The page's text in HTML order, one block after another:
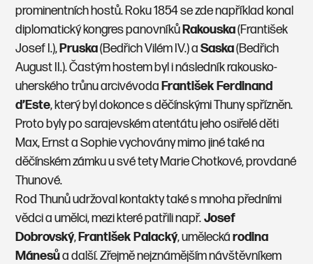
prominentních hostů. Roku 1854 se zde například konal
diplomatický kongres panovníků Rakouska(František
Josef I.), Pruska(Bedřich Vilém IV.) aSaska(Bedřich
August II.). Častým hostem byl i následník rakousko-
uherského trůnu arcivévoda František Ferdinand
d’Este, který byl dokonce s děčínskými Thuny spřízněn.
Proto byly po sarajevském atentátu jeho osiřelé děti
Max, Ernst a Sophie vychovány mimo jiné také na
děčínském zámku u své tety Marie Chotkové, provdané
Thunové.
Rod Thunů udržoval kontakty také s mnoha předními
vědci a umělci, mezi které patřili např.Josef
Dobrovský, František Palacký, uměleckárodina
Mánesůa další. Zřejmě nejznámějším návštěvníkem